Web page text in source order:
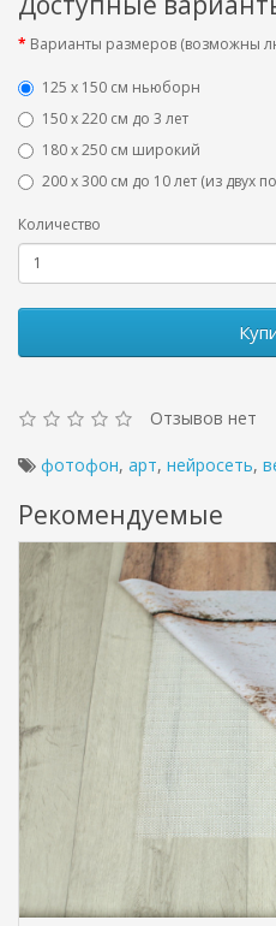
Варианты размеров (возможны
125 x 150 см ньюборн
150 х 220 см до 3 лет
180 х 250 см широкий
200 х 300 см до 10 лет (из двух
Количество
Отзывов нет
фотофон, арт, нейросеть,
Рекомендуемые